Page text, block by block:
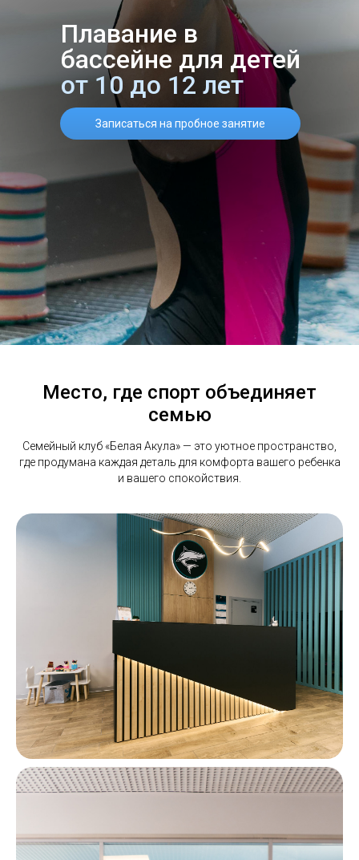
Плавание в
бассейне для детей
от 10 до 12 лет
Записаться на пробное занятие
Место, где спорт объединяет
семью
Семейный клуб «Белая Акула» — это уютное пространство,
где продумана каждая деталь для комфорта вашего ребенка
и вашего спокойствия.